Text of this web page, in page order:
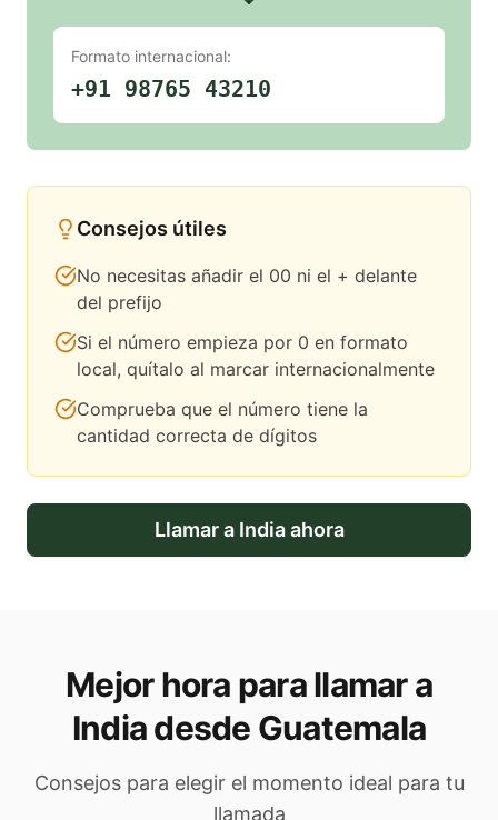
Formato internacional:
+91 98765 43210
Consejos útiles
No necesitas añadir el 00 ni el + delante
del prefijo
Si el número empieza por 0 en formato
local, quítalo al marcar internacionalmente
Comprueba que el número tiene la
cantidad correcta de dígitos
Llamar a Indiaahora
Mejor hora para llamar a
India desde Guatemala
Consejos para elegir el momento ideal para tu
llamada